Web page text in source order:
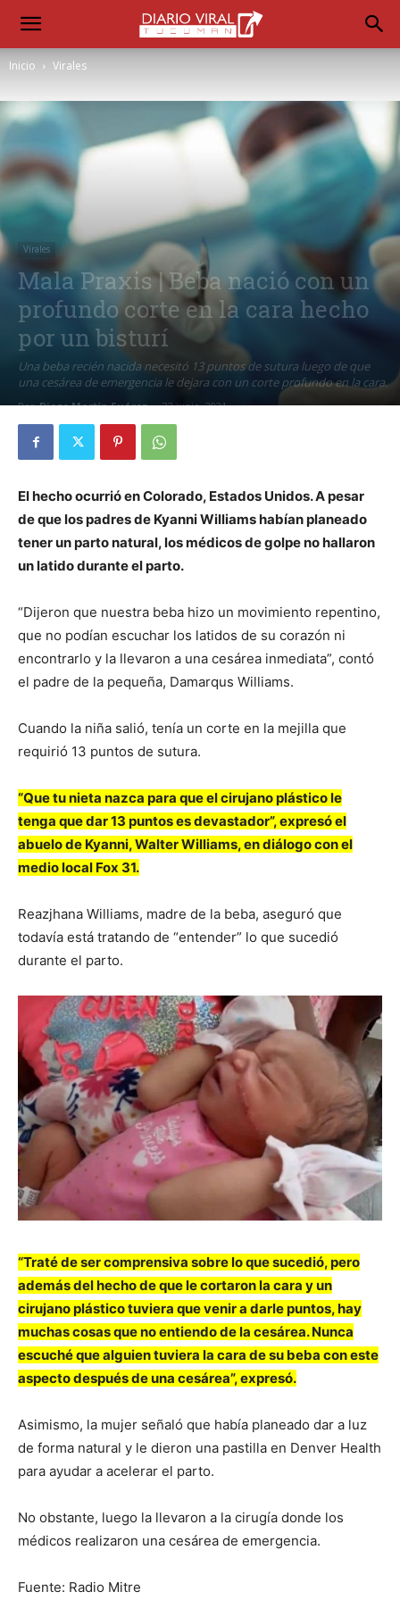
Inicio Virales
Virales
Mala Praxis | Beba nació con un
profundo corte en la cara hecho
por un bisturí
Una beba recién nacida necesitó 13 puntos de sutura luego de que
una cesárea de emergencia le dejara con un corte profundo en la cara.
Por Diego Martín Suárez - 22 junio, 2021
El hecho ocurrió en Colorado, Estados Unidos. A pesar
de que los padres de Kyanni Williams habían planeado
tener un parto natural, los médicos de golpe no hallaron
un latido durante el parto.
“Dijeron que nuestra beba hizo un movimiento repentino,
que no podían escuchar los latidos de su corazón ni
encontrarlo y la llevaron a una cesárea inmediata”, contó
el padre de la pequeña, Damarqus Williams.
Cuando la niña salió, tenía un corte en la mejilla que
requirió 13 puntos de sutura.
“Que tu nieta nazca para que el cirujano plástico le
tenga que dar 13 puntos es devastador”, expresó el
abuelo de Kyanni, Walter Williams, en diálogo con el
medio local Fox 31.
Reazjhana Williams, madre de la beba, aseguró que
todavía está tratando de “entender” lo que sucedió
durante el parto.
“Traté de ser comprensiva sobre lo que sucedió, pero
además del hecho de que le cortaron la cara y un
cirujano plástico tuviera que venir a darle puntos, hay
muchas cosas que no entiendo de la cesárea. Nunca
escuché que alguien tuviera la cara de su beba con este
aspecto después de una cesárea”, expresó.
Asimismo, la mujer señaló que había planeado dar a luz
de forma natural y le dieron una pastilla en Denver Health
para ayudar a acelerar el parto.
No obstante, luego la llevaron a la cirugía donde los
médicos realizaron una cesárea de emergencia.
Fuente: Radio Mitre